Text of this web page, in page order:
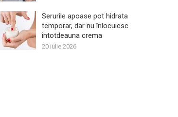
Serurile apoase pot hidrata
temporar, dar nu înlocuiesc
întotdeauna crema
20 iulie 2026